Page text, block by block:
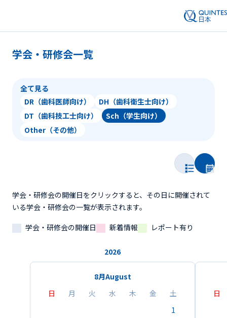
学会・研修会一覧
全て見る
DR（歯科医師向け）
DH（歯科衛生士向け）
DT（歯科技工士向け）
Sch（学生向け）
Other（その他）
学会・研修会の開催日をクリックすると、その日に開催されて
いる学会・研修会の一覧が表示されます。
学会・研修会の開催日
新着情報 レポート有り
2026
8月August
日
月 火 水 木 金
土
1
日